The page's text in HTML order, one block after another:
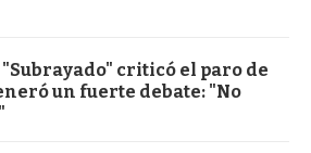
criticó el paro de
un fuerte debate: "No